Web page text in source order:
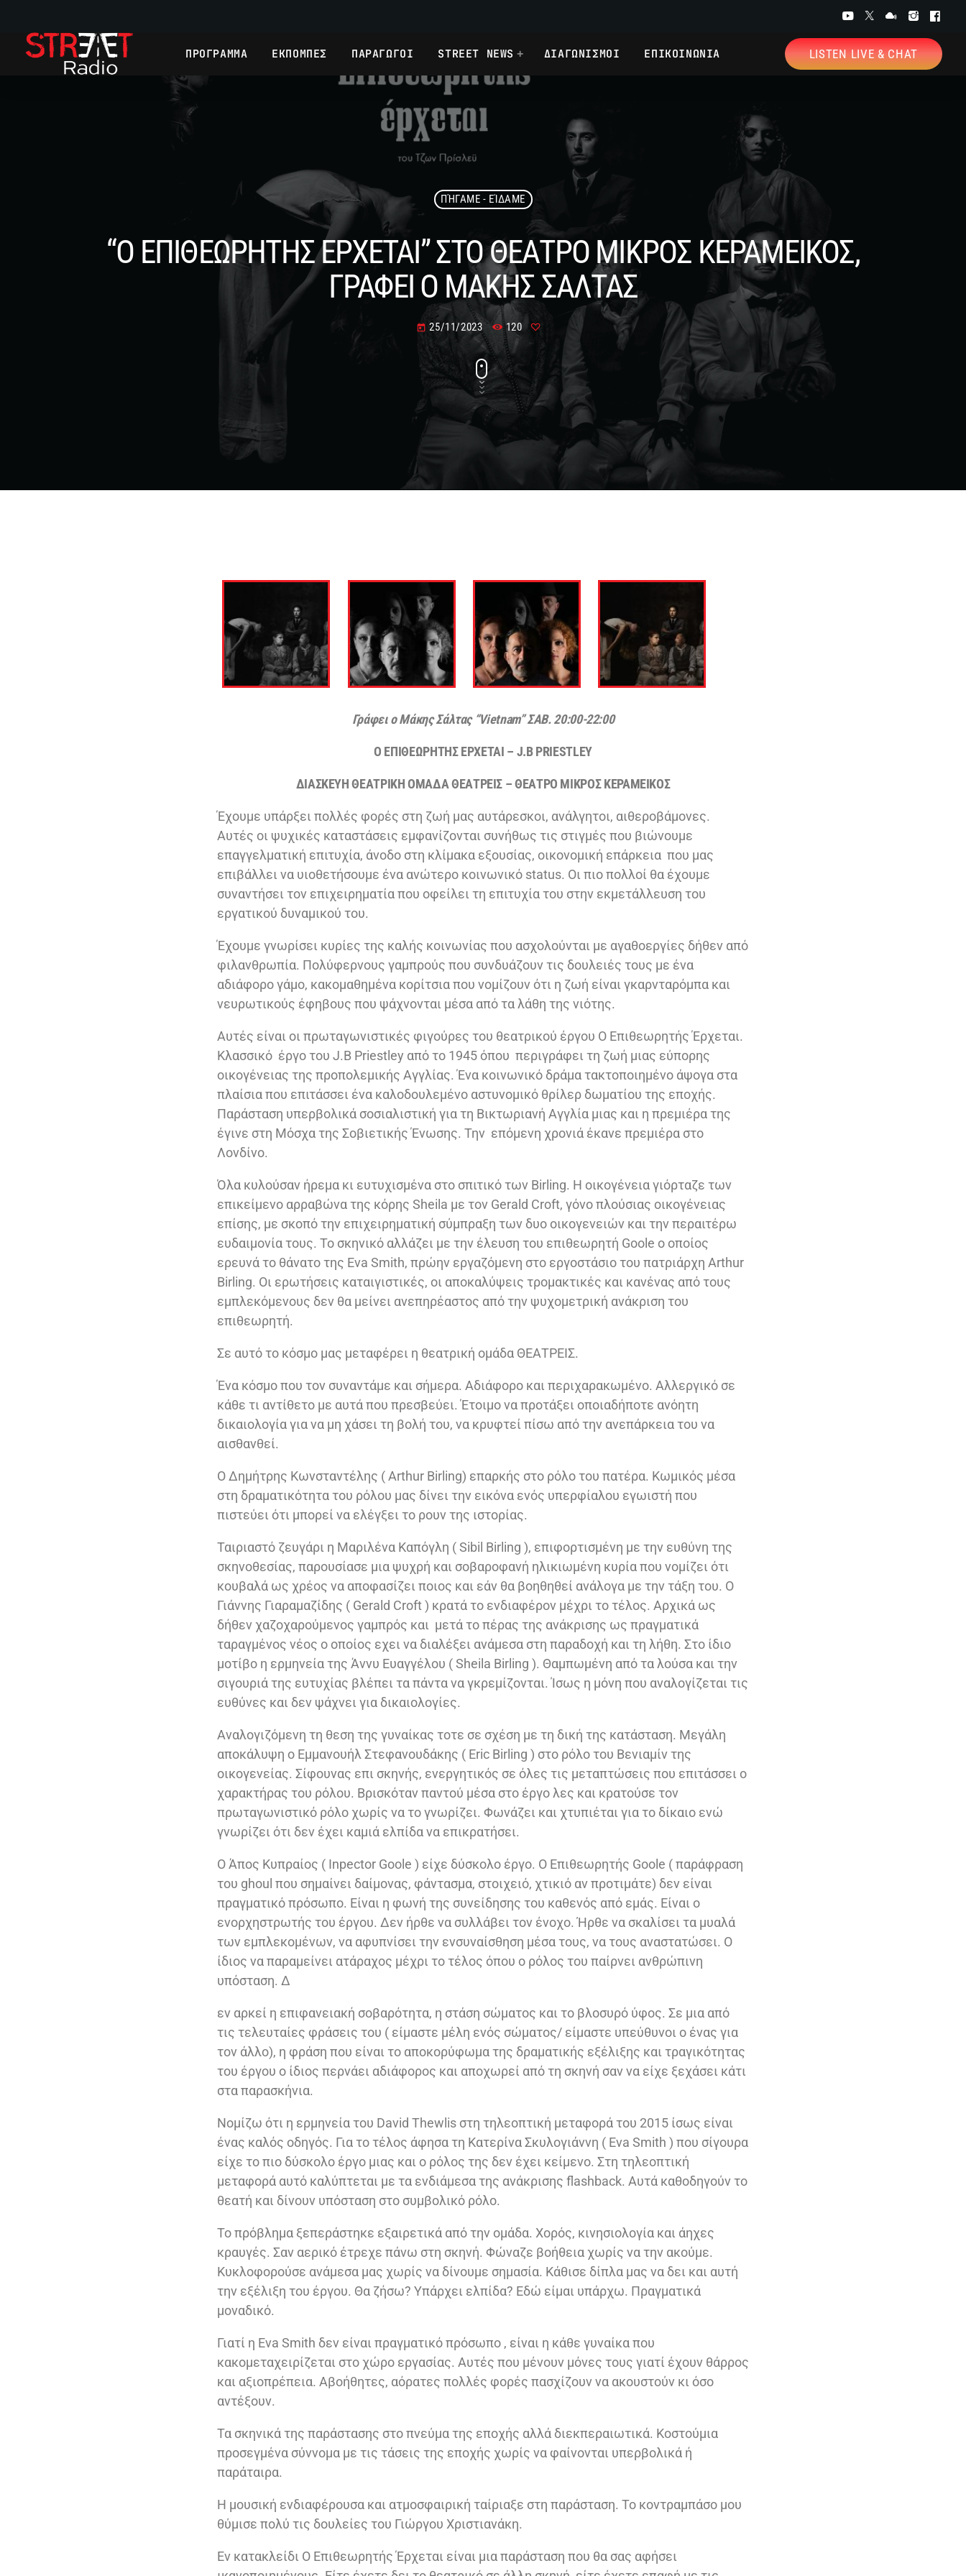
ΠΡΟΓΡΑΜΜΑ ΕΚΠΟΜΠΕΣ ΠΑΡΑΓΩΓΟΙ STREET NEWS ΔΙΑΓΩΝΙΣΜΟΙ ΕΠΙΚΟΙΝΩΝΙΑ LISTEN LIVE & CHAT
ΠΉΓΑΜΕ - ΕΊΔΑΜΕ
“Ο ΕΠΙΘΕΩΡΗΤΗΣ ΕΡΧΕΤΑΙ” ΣΤΟ ΘΕΑΤΡΟ ΜΙΚΡΟΣ ΚΕΡΑΜΕΙΚΟΣ,
ΓΡΑΦΕΙ Ο ΜΑΚΗΣ ΣΑΛΤΑΣ
today 25/11/2023 120
Γράφει o Μάκης Σάλτας “Vietnam” ΣΑΒ. 20:00-22:00
Ο ΕΠΙΘΕΩΡΗΤΗΣ ΕΡΧΕΤΑΙ – J.B PRIESTLEY
ΔΙΑΣΚΕΥΗ ΘΕΑΤΡΙΚΗ ΟΜΑΔΑ ΘΕΑΤΡΕΙΣ – ΘΕΑΤΡΟ ΜΙΚΡΟΣ ΚΕΡΑΜΕΙΚΟΣ
Έχουμε υπάρξει πολλές φορές στη ζωή μας αυτάρεσκοι, ανάλγητοι, αιθεροβάμονες.
Αυτές οι ψυχικές καταστάσεις εμφανίζονται συνήθως τις στιγμές που βιώνουμε
επαγγελματική επιτυχία, άνοδο στη κλίμακα εξουσίας, οικονομική επάρκεια που μας
επιβάλλει να υιοθετήσουμε ένα ανώτερο κοινωνικό status. Οι πιο πολλοί θα έχουμε
συναντήσει τον επιχειρηματία που οφείλει τη επιτυχία του στην εκμετάλλευση του
εργατικού δυναμικού του.
Έχουμε γνωρίσει κυρίες της καλής κοινωνίας που ασχολούνται με αγαθοεργίες δήθεν από
φιλανθρωπία. Πολύφερνους γαμπρούς που συνδυάζουν τις δουλειές τους με ένα
αδιάφορο γάμο, κακομαθημένα κορίτσια που νομίζουν ότι η ζωή είναι γκαρνταρόμπα και
νευρωτικούς έφηβους που ψάχνονται μέσα από τα λάθη της νιότης.
Αυτές είναι οι πρωταγωνιστικές φιγούρες του θεατρικού έργου Ο Επιθεωρητής Έρχεται.
Κλασσικό έργο του J.B Priestley από το 1945 όπου περιγράφει τη ζωή μιας εύπορης
οικογένειας της προπολεμικής Αγγλίας. Ένα κοινωνικό δράμα τακτοποιημένο άψογα στα
πλαίσια που επιτάσσει ένα καλοδουλεμένο αστυνομικό θρίλερ δωματίου της εποχής.
Παράσταση υπερβολικά σοσιαλιστική για τη Βικτωριανή Αγγλία μιας και η πρεμιέρα της
έγινε στη Μόσχα της Σοβιετικής Ένωσης. Την επόμενη χρονιά έκανε πρεμιέρα στο
Λονδίνο.
Όλα κυλούσαν ήρεμα κι ευτυχισμένα στο σπιτικό των Birling. Η οικογένεια γιόρταζε των
επικείμενο αρραβώνα της κόρης Sheila με τον Gerald Croft, γόνο πλούσιας οικογένειας
επίσης, με σκοπό την επιχειρηματική σύμπραξη των δυο οικογενειών και την περαιτέρω
ευδαιμονία τους. Το σκηνικό αλλάζει με την έλευση του επιθεωρητή Goole o οποίος
ερευνά το θάνατο της Eva Smith, πρώην εργαζόμενη στο εργοστάσιο του πατριάρχη Arthur
Birling. Οι ερωτήσεις καταιγιστικές, οι αποκαλύψεις τρομακτικές και κανένας από τους
εμπλεκόμενους δεν θα μείνει ανεπηρέαστος από την ψυχομετρική ανάκριση του
επιθεωρητή.
Σε αυτό το κόσμο μας μεταφέρει η θεατρική ομάδα ΘΕΑΤΡΕΙΣ.
Ένα κόσμο που τον συναντάμε και σήμερα. Αδιάφορο και περιχαρακωμένο. Αλλεργικό σε
κάθε τι αντίθετο με αυτά που πρεσβεύει. Έτοιμο να προτάξει οποιαδήποτε ανόητη
δικαιολογία για να μη χάσει τη βολή του, να κρυφτεί πίσω από την ανεπάρκεια του να
αισθανθεί.
Ο Δημήτρης Κωνσταντέλης ( Arthur Birling) επαρκής στο ρόλο του πατέρα. Κωμικός μέσα
στη δραματικότητα του ρόλου μας δίνει την εικόνα ενός υπερφίαλου εγωιστή που
πιστεύει ότι μπορεί να ελέγξει το ρουν της ιστορίας.
Ταιριαστό ζευγάρι η Μαριλένα Καπόγλη ( Sibil Birling ), επιφορτισμένη με την ευθύνη της
σκηνοθεσίας, παρουσίασε μια ψυχρή και σοβαροφανή ηλικιωμένη κυρία που νομίζει ότι
κουβαλά ως χρέος να αποφασίζει ποιος και εάν θα βοηθηθεί ανάλογα με την τάξη του. Ο
Γιάννης Γιαραμαζίδης ( Gerald Croft ) κρατά το ενδιαφέρον μέχρι το τέλος. Αρχικά ως
δήθεν χαζοχαρούμενος γαμπρός και μετά το πέρας της ανάκρισης ως πραγματικά
ταραγμένος νέος ο οποίος εχει να διαλέξει ανάμεσα στη παραδοχή και τη λήθη. Στο ίδιο
μοτίβο η ερμηνεία της Άννυ Ευαγγέλου ( Sheila Birling ). Θαμπωμένη από τα λούσα και την
σιγουριά της ευτυχίας βλέπει τα πάντα να γκρεμίζονται. Ίσως η μόνη που αναλογίζεται τις
ευθύνες και δεν ψάχνει για δικαιολογίες.
Αναλογιζόμενη τη θεση της γυναίκας τοτε σε σχέση με τη δική της κατάσταση. Μεγάλη
αποκάλυψη ο Εμμανουήλ Στεφανουδάκης ( Eric Birling ) στο ρόλο του Βενιαμίν της
οικογενείας. Σίφουνας επι σκηνής, ενεργητικός σε όλες τις μεταπτώσεις που επιτάσσει ο
χαρακτήρας του ρόλου. Βρισκόταν παντού μέσα στο έργο λες και κρατούσε τον
πρωταγωνιστικό ρόλο χωρίς να το γνωρίζει. Φωνάζει και χτυπιέται για το δίκαιο ενώ
γνωρίζει ότι δεν έχει καμιά ελπίδα να επικρατήσει.
Ο Άπος Κυπραίος ( Inpector Goole ) είχε δύσκολο έργο. Ο Επιθεωρητής Goole ( παράφραση
του ghoul που σημαίνει δαίμονας, φάντασμα, στοιχειό, χτικιό αν προτιμάτε) δεν είναι
πραγματικό πρόσωπο. Είναι η φωνή της συνείδησης του καθενός από εμάς. Είναι ο
ενορχηστρωτής του έργου. Δεν ήρθε να συλλάβει τον ένοχο. Ήρθε να σκαλίσει τα μυαλά
των εμπλεκομένων, να αφυπνίσει την ενσυναίσθηση μέσα τους, να τους αναστατώσει. Ο
ίδιος να παραμείνει ατάραχος μέχρι το τέλος όπου ο ρόλος του παίρνει ανθρώπινη
υπόσταση. Δ
εν αρκεί η επιφανειακή σοβαρότητα, η στάση σώματος και το βλοσυρό ύφος. Σε μια από
τις τελευταίες φράσεις του ( είμαστε μέλη ενός σώματος/ είμαστε υπεύθυνοι ο ένας για
τον άλλο), η φράση που είναι το αποκορύφωμα της δραματικής εξέλιξης και τραγικότητας
του έργου ο ίδιος περνάει αδιάφορος και αποχωρεί από τη σκηνή σαν να είχε ξεχάσει κάτι
στα παρασκήνια.
Νομίζω ότι η ερμηνεία του David Thewlis στη τηλεοπτική μεταφορά του 2015 ίσως είναι
ένας καλός οδηγός. Για το τέλος άφησα τη Κατερίνα Σκυλογιάννη ( Eva Smith ) που σίγουρα
είχε το πιο δύσκολο έργο μιας και ο ρόλος της δεν έχει κείμενο. Στη τηλεοπτική
μεταφορά αυτό καλύπτεται με τα ενδιάμεσα της ανάκρισης flashback. Αυτά καθοδηγούν το
θεατή και δίνουν υπόσταση στο συμβολικό ρόλο.
Το πρόβλημα ξεπεράστηκε εξαιρετικά από την ομάδα. Χορός, κινησιολογία και άηχες
κραυγές. Σαν αερικό έτρεχε πάνω στη σκηνή. Φώναζε βοήθεια χωρίς να την ακούμε.
Κυκλοφορούσε ανάμεσα μας χωρίς να δίνουμε σημασία. Κάθισε δίπλα μας να δει και αυτή
την εξέλιξη του έργου. Θα ζήσω? Υπάρχει ελπίδα? Εδώ είμαι υπάρχω. Πραγματικά
μοναδικό.
Γιατί η Eva Smith δεν είναι πραγματικό πρόσωπο , είναι η κάθε γυναίκα που
κακομεταχειρίζεται στο χώρο εργασίας. Αυτές που μένουν μόνες τους γιατί έχουν θάρρος
και αξιοπρέπεια. Αβοήθητες, αόρατες πολλές φορές πασχίζουν να ακουστούν κι όσο
αντέξουν.
Τα σκηνικά της παράστασης στο πνεύμα της εποχής αλλά διεκπεραιωτικά. Κοστούμια
προσεγμένα σύννομα με τις τάσεις της εποχής χωρίς να φαίνονται υπερβολικά ή
παράταιρα.
Η μουσική ενδιαφέρουσα και ατμοσφαιρική ταίριαξε στη παράσταση. Το κοντραμπάσο μου
θύμισε πολύ τις δουλείες του Γιώργου Χριστιανάκη.
Εν κατακλείδι Ο Επιθεωρητής Έρχεται είναι μια παράσταση που θα σας αφήσει